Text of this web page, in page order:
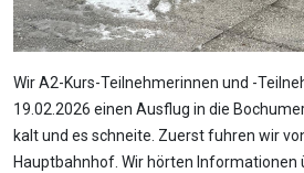
Wir A2-Kurs-Teilnehmerinnen und -
19.02.2026 einen Ausflug in die
kalt und es schneite. Zuerst fuhren wir
Hauptbahnhof. Wir hörten Informationen